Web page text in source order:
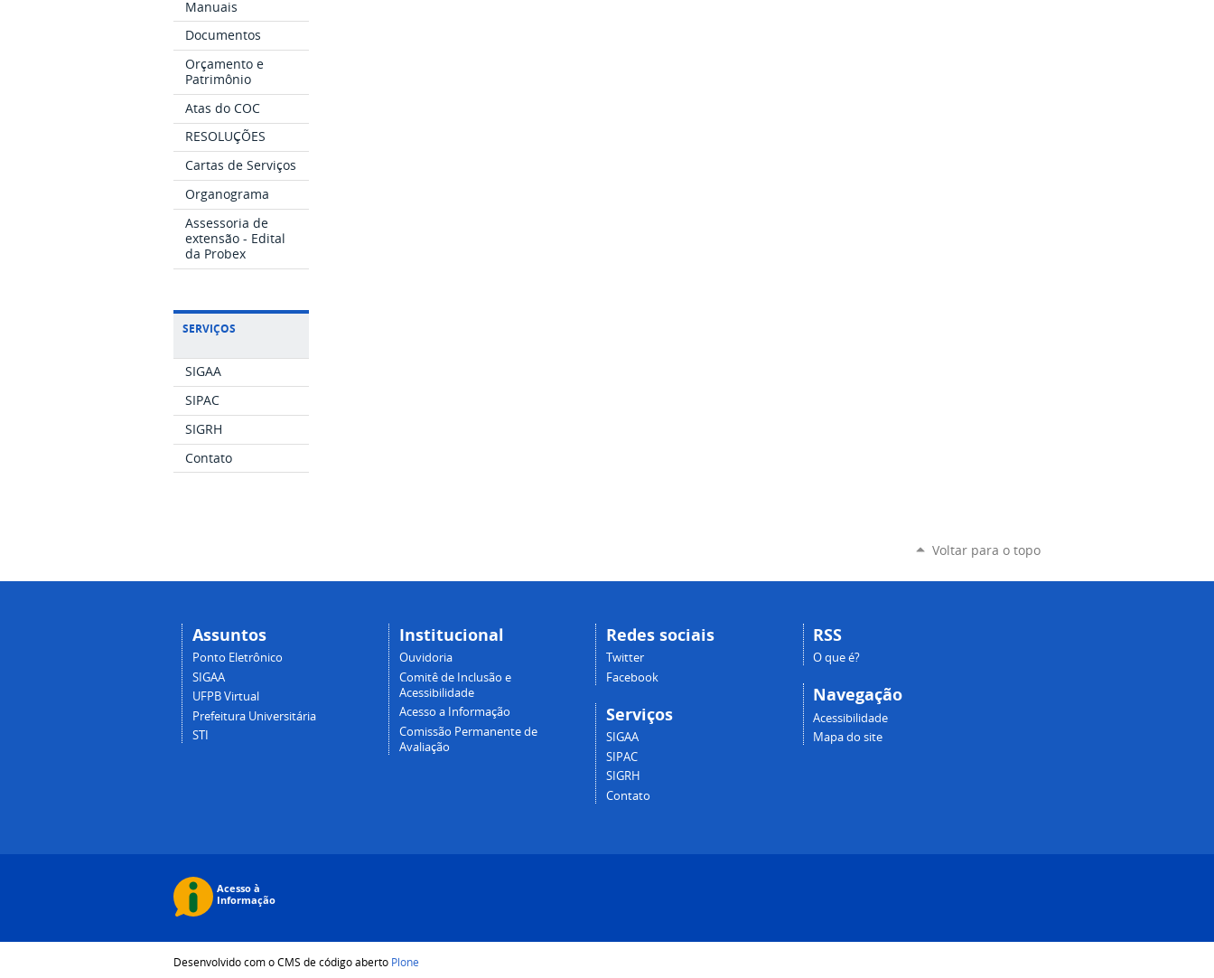
Manuais
Documentos
Orçamento e
Patrimônio
Atas do COC
RESOLUÇÕES
Cartas de Serviços
Organograma
Assessoria de
extensão - Edital
da Probex
SERVIÇOS
SIGAA
SIPAC
SIGRH
Contato
Voltar para o topo
Assuntos
Ponto Eletrônico
SIGAA
UFPB Virtual
Prefeitura Universitária
STI
Institucional
Ouvidoria
Comitê de Inclusão e
Acessibilidade
Acesso a Informação
Comissão Permanente de
Avaliação
Redes sociais
Twitter
Facebook
Serviços
SIGAA
SIPAC
SIGRH
Contato
RSS
O que é?
Navegação
Acessibilidade
Mapa do site
Desenvolvido com o CMS de código aberto Plone